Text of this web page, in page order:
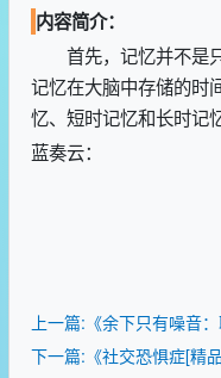
内容简介：
首先，记忆并不是
记忆在大脑中存储的时
忆、短时记忆和长时记
蓝奏云：
上一篇:《余下只有噪音
下一篇:《社交恐惧症[精品